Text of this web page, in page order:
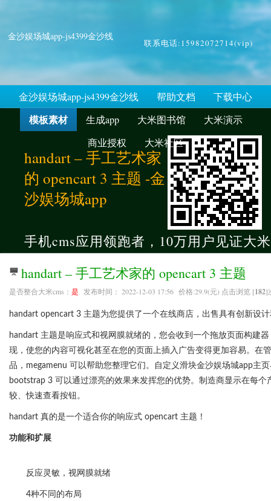
金沙娱场城app-js4399金沙线
联系电话:15982072714(vip)
金沙娱场城app-js4399金沙线 帮助文档 下载中心
模板素材 生成app 大米图书馆
大米演示
商业授权
大米社区
handart – 手工艺术家
的 opencart 3 主题 -金
沙娱场城app
手机cms应用领跑者，10万用户见证大
handart – 手工艺术家的 opencart 3 主题
是否整合大米cms： 是 发布时间： 2022-12-03 17:56 价格:29.9(元) 点击浏览 [182]
handart opencart 3 主题为您提供了一个在线商店，出售具有创新设
handart 主题是响应式和视网膜就绪的，您会收到一个拖放页面构建
现，使您的内容可视化甚至在您的页面上插入广告变得更加容易。在
品，megamenu 可以帮助您整理它们。自定义滑块金沙娱场城app主
bootstrap 3 可以通过漂亮的效果来发挥您的优势。制造商显示在每
较、快速查看按钮。
handart 真的是一个适合你的响应式 opencart 主题！
功能和扩展
反应灵敏，视网膜就绪
4种不同的布局